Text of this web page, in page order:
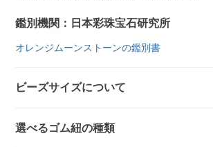
鑑別機関：日本彩珠宝石研究所
オレンジムーンストーンの鑑別書
ビーズサイズについて
選べるゴム紐の種類